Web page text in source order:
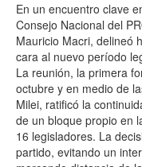
En un encuentro clave
Consejo Nacional del
Mauricio Macri, delineó
cara al nuevo período
La reunión, la primera
octubre y en medio de
Milei, ratificó la
de un bloque propio en
16 legisladores. La
partido, evitando un